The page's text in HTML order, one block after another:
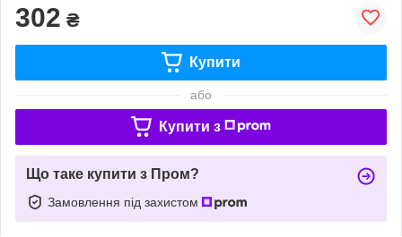
302 ₴
Купити
або
Купити з
Що таке купити з Пром?
Замовлення під захистом